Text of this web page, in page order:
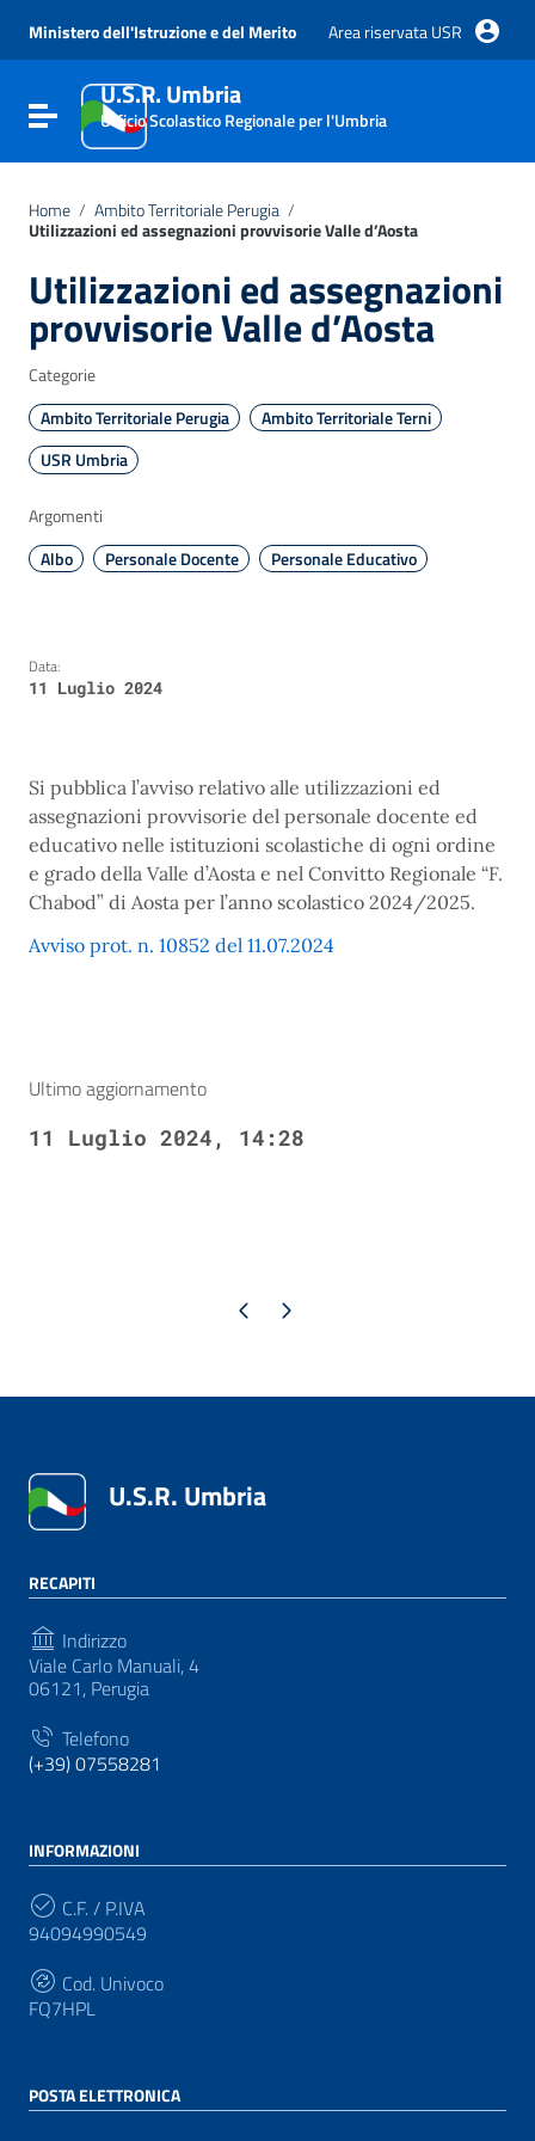
Vai al menu di navigazione
Vai al footer
Ministero dell'Istruzione e del Merito Area riservata USR
Attiva / disattiva la navigazione
U.S.R. Umbria
Ufficio Scolastico Regionale per l'Umbria
Home / Ambito Territoriale Perugia /
Utilizzazioni ed assegnazioni provvisorie Valle d’Aosta
Utilizzazioni ed assegnazioni
provvisorie Valle d’Aosta
Categorie
Ambito Territoriale Perugia
Ambito Territoriale Terni
USR Umbria
Argomenti
Albo
Personale Docente Personale Educativo
Data:
11 Luglio 2024
Si pubblica l’avviso relativo alle utilizzazioni ed
assegnazioni provvisorie del personale docente ed
educativo nelle istituzioni scolastiche di ogni ordine
e grado della Valle d’Aosta e nel Convitto Regionale “F.
Chabod” di Aosta per l’anno scolastico 2024/2025.
Avviso prot. n. 10852 del 11.07.2024
Ultimo aggiornamento
11 Luglio 2024, 14:28
Pagina precedente
Pagina successiva
U.S.R. Umbria
RECAPITI
Indirizzo
Viale Carlo Manuali, 4
06121, Perugia
Telefono
(+39) 07558281
INFORMAZIONI
C.F. / P.IVA
94094990549
Cod. Univoco
FQ7HPL
POSTA ELETTRONICA